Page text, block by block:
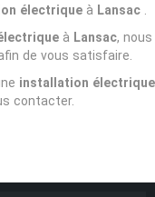
électriqueà Lansac.
à Lansac, nous
de vous satisfaire.
installation électrique
contacter.